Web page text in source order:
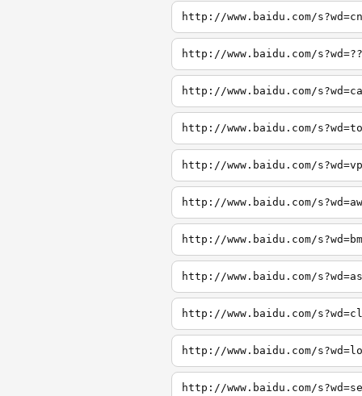
http://www.baidu.com/
http://www.baidu.com/
http://www.baidu.com/
http://www.baidu.com/
http://www.baidu.com/
http://www.baidu.com/
http://www.baidu.com/
http://www.baidu.com/
http://www.baidu.com/
http://www.baidu.com/
http://www.baidu.com/